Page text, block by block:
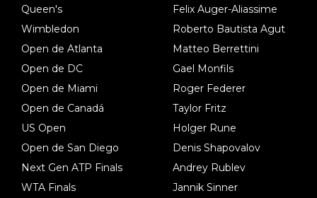
Queen's
Wimbledon
Open de Atlanta
Open de DC
Open de Miami
Open de Canadá
US Open
Open de San Diego
Next Gen ATP Finals
WTA Finals
Felix Auger-Aliassime
Roberto Bautista Agut
Matteo Berrettini
Gael Monfils
Roger Federer
Taylor Fritz
Holger Rune
Denis Shapovalov
Andrey Rublev
Jannik Sinner